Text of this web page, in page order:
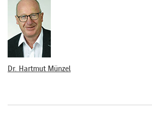
Dr. Hartmut Münzel